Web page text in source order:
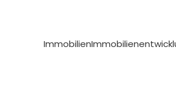
Immobilien